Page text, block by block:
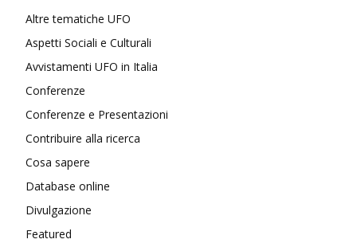
Altre tematiche UFO
Aspetti Sociali e Culturali
Avvistamenti UFO in Italia
Conferenze
Conferenze e Presentazioni
Contribuire alla ricerca
Cosa sapere
Database online
Divulgazione
Featured